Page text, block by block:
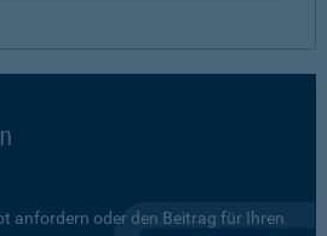
anfordern oder den Beitrag für Ihren